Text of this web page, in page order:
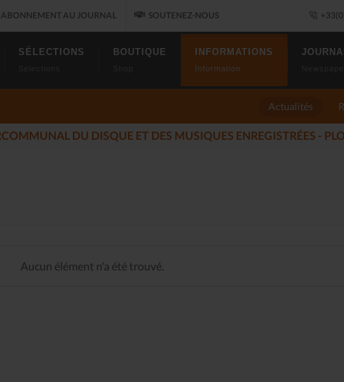
ABONNEMENT AU JOURNAL SOUTENEZ-NOUS
SÉLECTIONS BOUTIQUE INFORMATIONS
Information
Actualités
LES ALLUMÉS DU JAZZ FONT SALON, LE
Aucun élément n'a été trouvé.